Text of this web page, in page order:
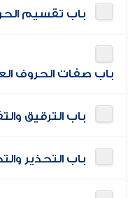
باب تقسيم
باب صفات الحروف
باب الترقيق
باب التحذير